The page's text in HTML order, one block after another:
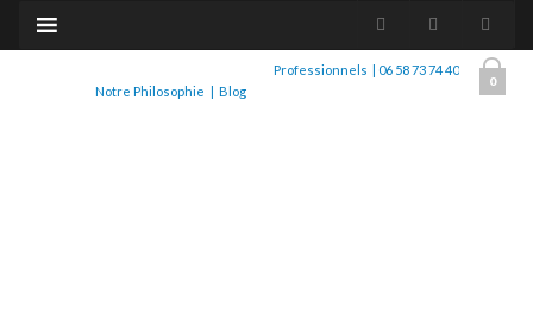
0
Notre Philosophie | Blog
Professionnels | 06 58 73 74 40